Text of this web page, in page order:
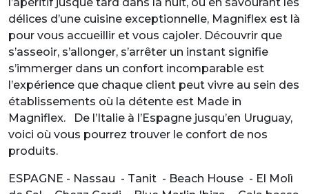
délices d’une cuisine exceptionnelle, Magniflex est là
pour vous accueillir et vous cajoler. Découvrir que
s’asseoir, s’allonger, s’arrêter un instant signifie
s’immerger dans un confort incomparable est
l’expérience que chaque client peut vivre au sein des
établissements où la détente est Made in
Magniflex. De l’Italie à l’Espagne jusqu’en Uruguay,
voici où vous pourrez trouver le confort de nos
produits.
ESPAGNE - Nassau - Tanit - Beach House - El Molì